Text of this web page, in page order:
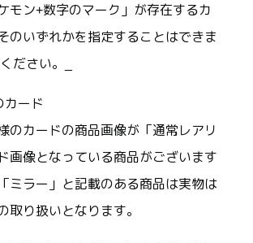
モン+数字のマーク」が存在するカ
のいずれかを指定することはできま
ださい。_
カード
のカードの商品画像が「通常レアリ
画像となっている商品がございます
ミラー」と記載のある商品は実物は
取り扱いとなります。